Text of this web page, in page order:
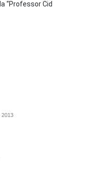
“Professor Cid
2013